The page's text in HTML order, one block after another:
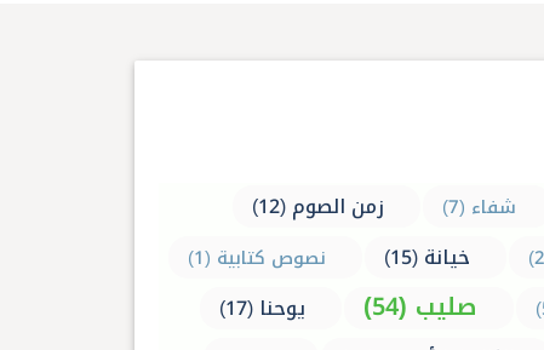
شفاء (7) زمن الصوم (12)
خيانة (15) نصوص كتابية (1)
صليب (54) يوحنا (17)